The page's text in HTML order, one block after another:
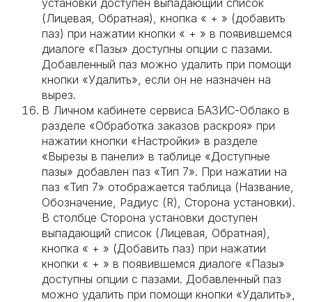
установки доступен выпадающий список
(Лицевая, Обратная), кнопка « + » (добавить
паз) при нажатии кнопки « + » в появившемся
диалоге «Пазы» доступны опции с пазами.
Добавленный паз можно удалить при помощи
кнопки «Удалить», если он не назначен на
вырез.
В Личном кабинете сервиса БАЗИС-Облако в
разделе «Обработка заказов раскроя» при
нажатии кнопки «Настройки» в разделе
«Вырезы в панели» в таблице «Доступные
пазы» добавлен паз «Тип 7». При нажатии на
паз «Тип 7» отображается таблица (Название,
Обозначение, Радиус (R), Сторона установки).
В столбце Сторона установки доступен
выпадающий список (Лицевая, Обратная),
кнопка « + » (Добавить паз) при нажатии
кнопки « + » в появившемся диалоге «Пазы»
доступны опции с пазами. Добавленный паз
можно удалить при помощи кнопки «Удалить»,